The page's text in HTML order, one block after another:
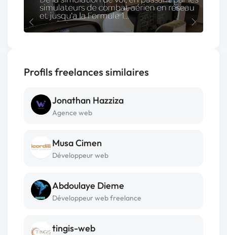
Profils freelances similaires
Jonathan Hazziza
Agence web
Musa Cimen
Développeur web
Abdoulaye Dieme
Développeur web freelance
tingis-web